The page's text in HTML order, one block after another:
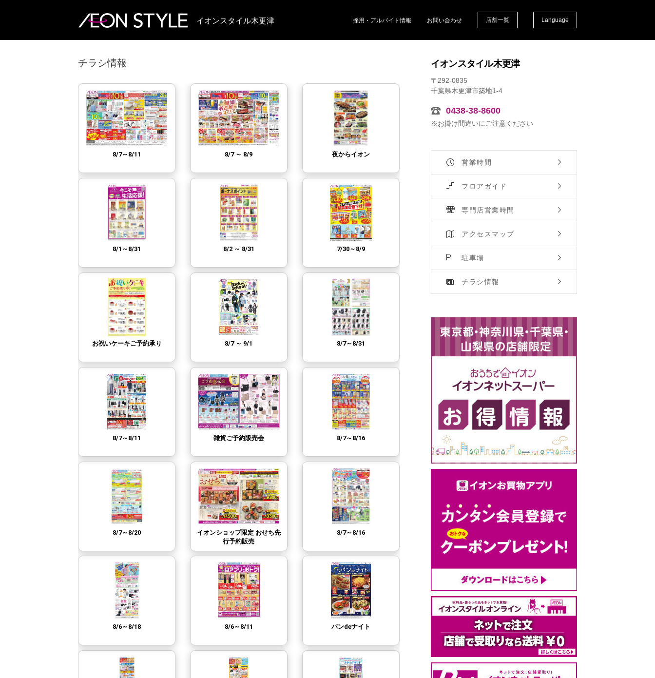
イオンスタイル木更津 採用・アルバイト情報 お問い合わせ 店舗一覧 Language
チラシ情報 イオンスタイル木更津
〒292-0835
千葉県木更津市築地1-4
0438-38-8600
※お掛け間違いにご注意ください
営業時間
フロアガイド
専門店営業時間
アクセスマップ
駐車場
チラシ情報